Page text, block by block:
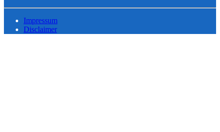
Impressum
Disclaimer